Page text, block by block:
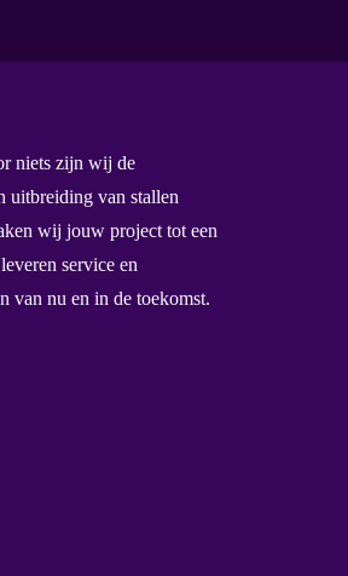
niets zijn wij de
uitbreiding van stallen
wij jouw project tot een
service en
van nu en in de toekomst.